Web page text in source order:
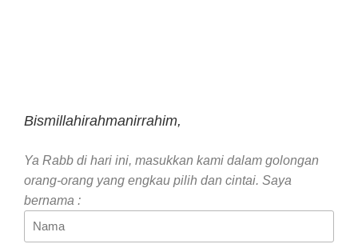
Bismillahirahmanirrahim,
Ya Rabb di hari ini, masukkan kami dalam golongan
orang-orang yang engkau pilih dan cintai. Saya
bernama :